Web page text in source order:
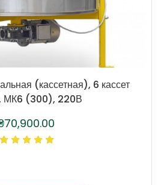
(кассетная), 6 кассет
МК6 (300), 220В
70,900.00